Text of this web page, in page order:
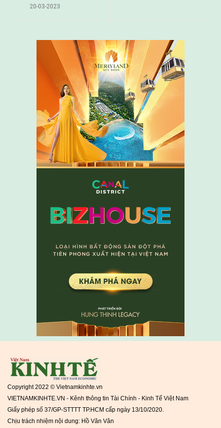
20-03-2023
Copyright 2022 © Vietnamkinhte.vn
VIETNAMKINHTE.VN - Kênh thông tin Tài Chính - Kinh Tế Việt Nam
Giấy phép số 37/GP-STTTT TP.HCM cấp ngày 13/10/2020.
Chịu trách nhiệm nội dung: Hồ Văn Vân